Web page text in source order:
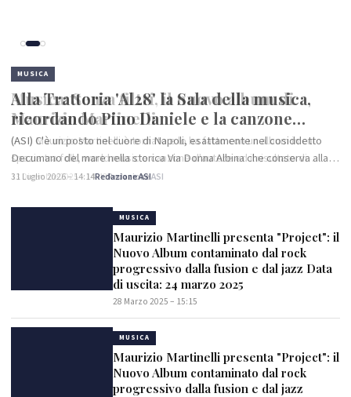
MUSICA
Musica: Senza filtri, il nuovo album di
Maurizio Martinelli
(ASI) Maurizio Martinelli è tornato e lo ha fatto con un album in cui
spazia tra folk, world music e canzone d'autore ed il risultato di
questo viaggio tra le note è “Senza filtri”, un disco che,…
13 Dicembre 2025 – 14:43Redazione ASI
MUSICA
Maurizio Martinelli presenta "Project": il
Nuovo Album contaminato dal rock
progressivo dalla fusion e dal jazz Data
di uscita: 24 marzo 2025
28 Marzo 2025 – 15:15
MUSICA
Maurizio Martinelli presenta "Project": il
Nuovo Album contaminato dal rock
progressivo dalla fusion e dal jazz